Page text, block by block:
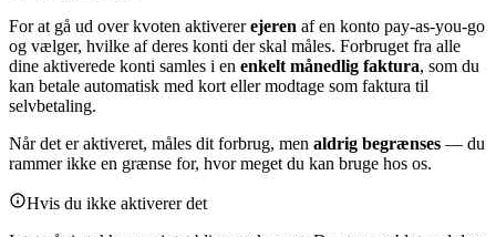
For at gå ud over kvoten aktivererejeren af en konto pay-as-you-go
og vælger, hvilke af deres konti der skal måles. Forbruget fra alle
dine aktiverede konti samles i en enkelt månedlig faktura, som du
kan betale automatisk med kort eller modtage som faktura til
selvbetaling.
Når det er aktiveret, måles dit forbrug, men aldrig begrænses — du
rammer ikke en grænse for, hvor meget du kan bruge hos os.
Hvis du ikke aktiverer det